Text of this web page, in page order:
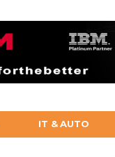
IT & AUTO